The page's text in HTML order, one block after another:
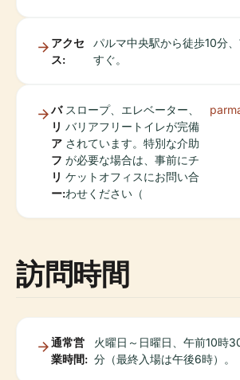
アクセ
ス:
パルマ中央駅から徒歩10分
すぐ。
バ
リ
ア
フ
リ
ー:
スロープ、エレベーター、
バリアフリートイレが完備
されています。特別な介助
が必要な場合は、事前にチ
ケットオフィスにお問い合
わせください（
訪問時間
通常営
業時間:
火曜日～日曜日、午前10時
分（最終入場は午後6時）。